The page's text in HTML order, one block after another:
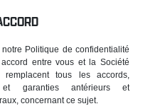
Politique de confidentialité
entre vous et la Société
tous les accords,
et garanties antérieurs et
concernant ce sujet.